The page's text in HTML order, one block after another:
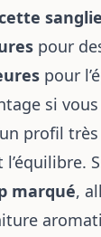
pour
pour
si
profil
l’équilibre.
marqué,